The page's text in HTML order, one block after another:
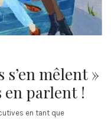
s’en mêlent »
en parlent !
en tant que